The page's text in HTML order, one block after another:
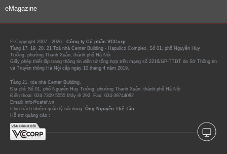
eMagazine
© Copyright 2007 - 2026 - Công ty Cổ phần VCCorp.
Tầng 17, 19, 20, 21 Toà nhà Center Building - Hapulico Complex, Số 01, phố Nguyễn Huy
Tưởng, phường Thanh Xuân, thành phố Hà Nội
Giấy phép thiết lập trang thông tin điện tử tổng hợp trên mạng số 2216/GP-TTĐT do Sở Thông tin
và Truyền thông Hà Nội cấp ngày 10 tháng 4 năm 2019.
Tầng 21, tòa nhà Center Building.
Địa chỉ: Số 01, phố Nguyễn Huy Tưởng, phường Thanh Xuân, thành phố Hà Nội
Điện thoại: 024 7309 5555 Máy lẻ 292. Fax: 024-39744082
Email: info@cafef.vn
Chịu trách nhiệm quản lý nội dung: Ông Nguyễn Thế Tân
Hỗ trợ quảng cáo :